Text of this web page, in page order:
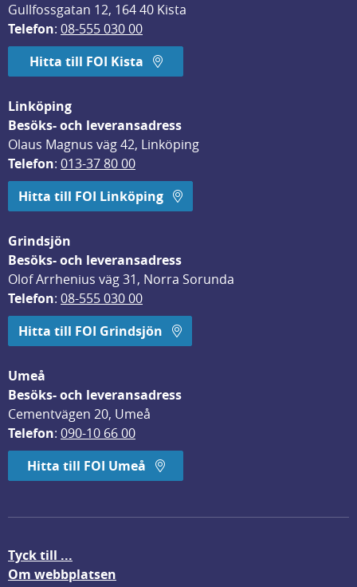
Gullfossgatan 12, 164 40 Kista
Telefon: 08-555 030 00
Hitta till FOI Kista
Linköping
Besöks- och leveransadress
Olaus Magnus väg 42, Linköping
Telefon: 013-37 80 00
Hitta till FOI Linköping
Grindsjön
Besöks- och leveransadress
Olof Arrhenius väg 31, Norra Sorunda
Telefon: 08-555 030 00
Hitta till FOI Grindsjön
Umeå
Besöks- och leveransadress
Cementvägen 20, Umeå
Telefon: 090-10 66 00
Hitta till FOI Umeå
Tyck till ...
Om webbplatsen